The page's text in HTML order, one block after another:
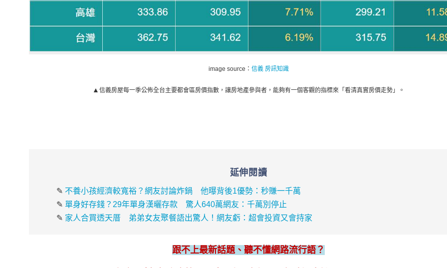
image source： 信義 房訊知識
▲ 信義房屋每一季公佈全台主要都會區房價指數，讓房地產參與者，能夠有一個客觀的指標來「看清真實房價走勢」。
延伸閱讀
✎ 不養小孩經濟較寬裕？網友討論炸鍋 他曝背後1優勢：秒賺一千萬
✎ 單身好存錢？29年單身漢曬存款 驚人640萬網友：千萬別停止
✎ 家人合買透天厝 弟弟女友聚餐語出驚人！網友虧：超會投資又會持家
跟不上最新話題、聽不懂網路流行語？